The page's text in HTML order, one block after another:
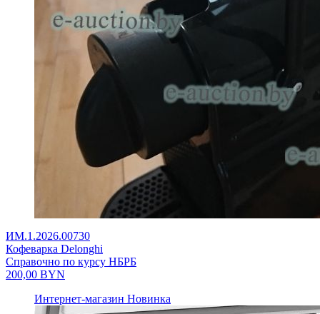
ИМ.1.2026.00730
Кофеварка Delonghi
Справочно по курсу НБРБ
200,00 BYN
Интернет-магазин Новинка